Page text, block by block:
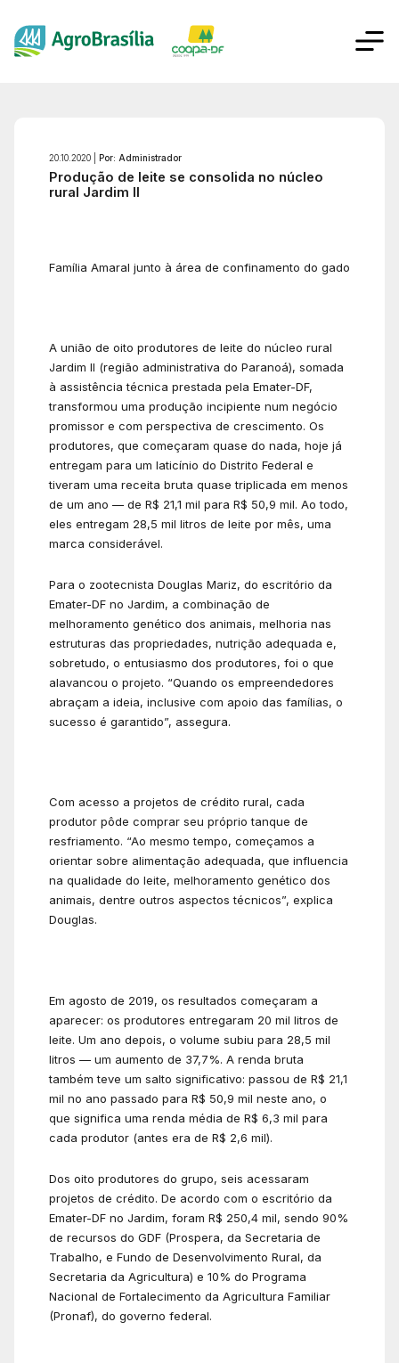
20.10.2020 | Por: Administrador
Produção de leite se consolida no núcleo
rural Jardim II
Família Amaral junto à área de confinamento do gado
A união de oito produtores de leite do núcleo rural
Jardim II (região administrativa do Paranoá), somada
à assistência técnica prestada pela Emater-DF,
transformou uma produção incipiente num negócio
promissor e com perspectiva de crescimento. Os
produtores, que começaram quase do nada, hoje já
entregam para um laticínio do Distrito Federal e
tiveram uma receita bruta quase triplicada em menos
de um ano — de R$ 21,1 mil para R$ 50,9 mil. Ao todo,
eles entregam 28,5 mil litros de leite por mês, uma
marca considerável.
Para o zootecnista Douglas Mariz, do escritório da
Emater-DF no Jardim, a combinação de
melhoramento genético dos animais, melhoria nas
estruturas das propriedades, nutrição adequada e,
sobretudo, o entusiasmo dos produtores, foi o que
alavancou o projeto. “Quando os empreendedores
abraçam a ideia, inclusive com apoio das famílias, o
sucesso é garantido”, assegura.
Com acesso a projetos de crédito rural, cada
produtor pôde comprar seu próprio tanque de
resfriamento. “Ao mesmo tempo, começamos a
orientar sobre alimentação adequada, que influencia
na qualidade do leite, melhoramento genético dos
animais, dentre outros aspectos técnicos”, explica
Douglas.
Em agosto de 2019, os resultados começaram a
aparecer: os produtores entregaram 20 mil litros de
leite. Um ano depois, o volume subiu para 28,5 mil
litros — um aumento de 37,7%. A renda bruta
também teve um salto significativo: passou de R$ 21,1
mil no ano passado para R$ 50,9 mil neste ano, o
que significa uma renda média de R$ 6,3 mil para
cada produtor (antes era de R$ 2,6 mil).
Dos oito produtores do grupo, seis acessaram
projetos de crédito. De acordo com o escritório da
Emater-DF no Jardim, foram R$ 250,4 mil, sendo 90%
de recursos do GDF (Prospera, da Secretaria de
Trabalho, e Fundo de Desenvolvimento Rural, da
Secretaria da Agricultura) e 10% do Programa
Nacional de Fortalecimento da Agricultura Familiar
(Pronaf), do governo federal.